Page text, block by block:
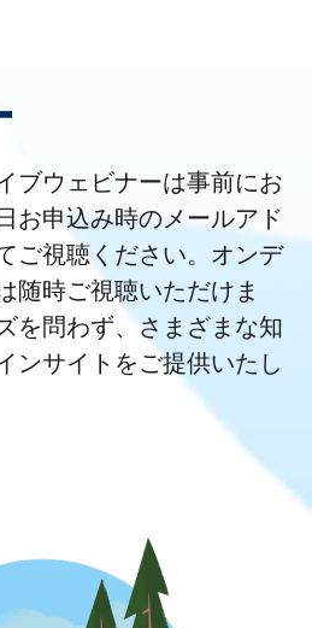
ブウェビナーは事前にお
お申込み時のメールアド
ご視聴ください。オンデ
随時ご視聴いただけま
を問わず、さまざまな知
ンサイトをご提供いたし